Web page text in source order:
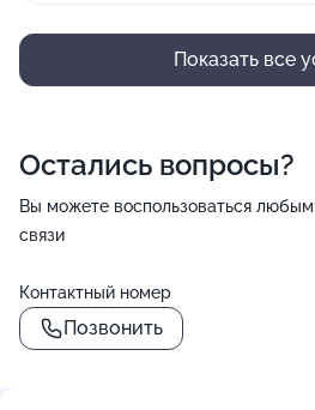
Показать все
Остались вопросы?
Вы можете воспользоваться
связи
Контактный номер
Позвонить